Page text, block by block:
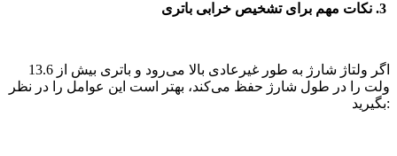
3. نکات مهم برای تشخیص خرابی باتری
اگر ولتاژ شارژ به طور غیرعادی بالا می‌رود و باتری بیش از 13.6
ولت را در طول شارژ حفظ می‌کند، بهتر است این عوامل را در نظر
بگیرید: